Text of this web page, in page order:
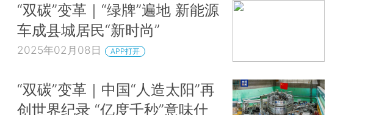
“双碳”变革｜“绿牌”遍地 新能源
车成县城居民“新时尚”
2025年02月08日 APP打开
“双碳”变革｜中国“人造太阳”再
创世界纪录 “亿度千秒”意味什